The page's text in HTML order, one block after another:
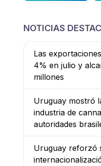
NOTICIAS
Las
4% en julio y
millones
Uruguay mostró
industria de
autoridades
Uruguay reforzó